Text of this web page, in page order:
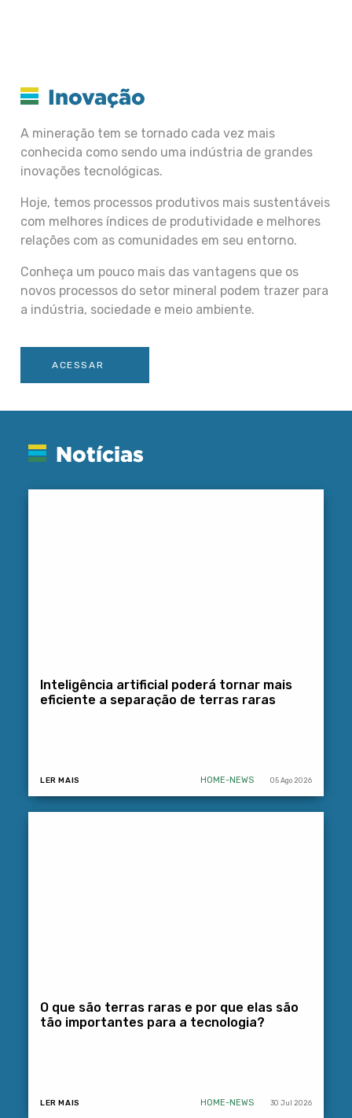
Inovação
A mineração tem se tornado cada vez mais
conhecida como sendo uma indústria de grandes
inovações tecnológicas.
Hoje, temos processos produtivos mais sustentáveis
com melhores índices de produtividade e melhores
relações com as comunidades em seu entorno.
Conheça um pouco mais das vantagens que os
novos processos do setor mineral podem trazer para
a indústria, sociedade e meio ambiente.
ACESSAR
Notícias
Inteligência artificial poderá tornar mais
eficiente a separação de terras raras
LER MAIS HOME-NEWS 05 Ago 2026
O que são terras raras e por que elas são
tão importantes para a tecnologia?
LER MAIS HOME-NEWS 30 Jul 2026